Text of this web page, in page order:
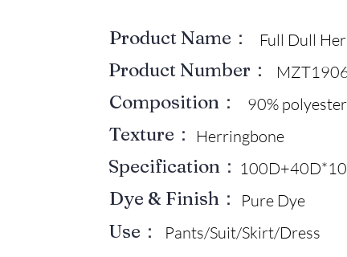
Product Name： Full Dull
Product Number：
Composition： 90%
Texture： Herringbone
Specification：
Dye & Finish： Pure Dye
Use： Pants/Suit/Skirt/Dress